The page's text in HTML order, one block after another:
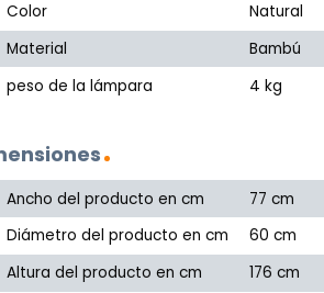
Color
Natural
Material
Bambú
peso de la lámpara
4 kg
Ancho del producto en cm
77 cm
Diámetro del producto en cm
60 cm
Altura del producto en cm
176 cm